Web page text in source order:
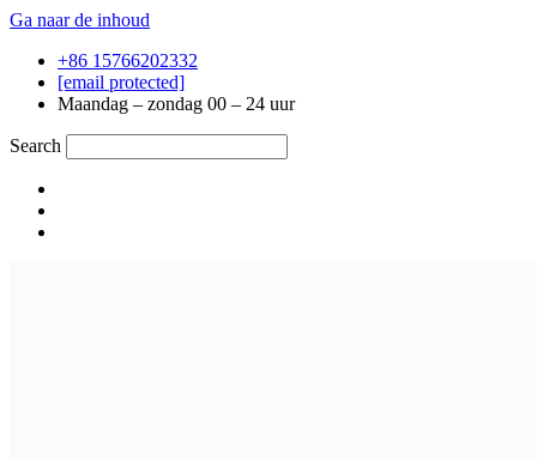
Ga naar de inhoud
+86 15766202332
[email protected]
Maandag – zondag 00 – 24 uur
Search